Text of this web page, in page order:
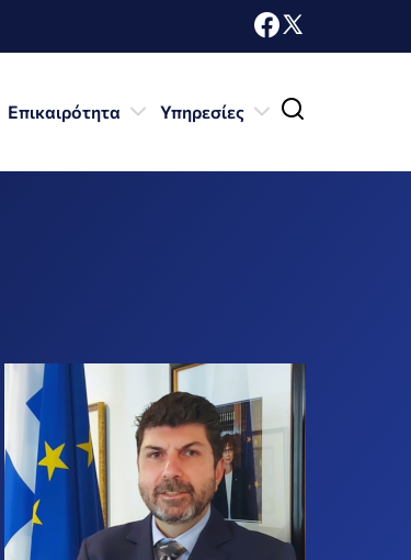
Επικαιρότητα Υπηρεσίες